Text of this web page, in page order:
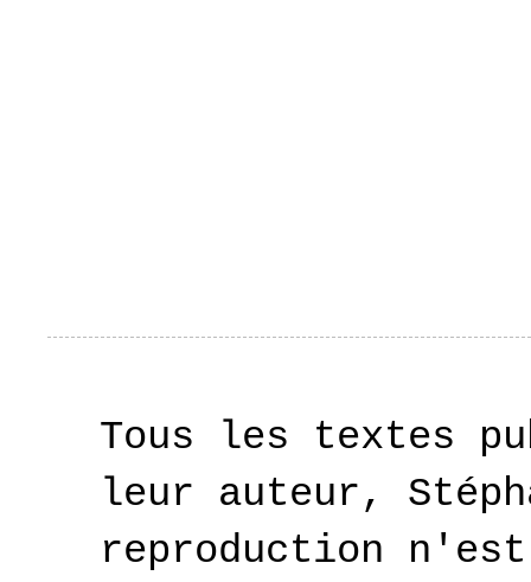
Tous les textes
leur auteur,
reproduction